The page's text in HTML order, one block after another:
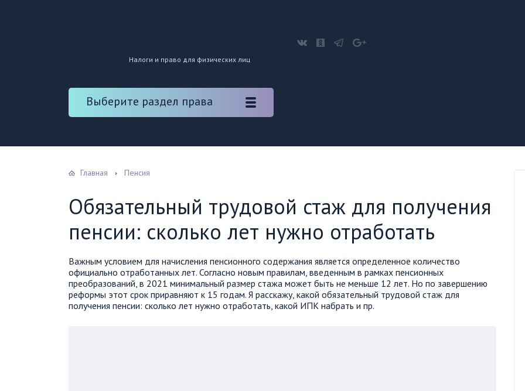
Налоги и право для физических лиц
Выберите раздел права
Главная Пенсия
Обязательный трудовой стаж для получения
пенсии: сколько лет нужно отработать
Важным условием для начисления пенсионного содержания является определенное количество
официально отработанных лет. Согласно новым правилам, введенным в рамках пенсионных
преобразований, в 2021 минимальный размер стажа может быть не меньше 12 лет. Но по завершению
реформы этот срок приравняют к 15 годам. Я расскажу, какой обязательный трудовой стаж для
получения пенсии: сколько лет нужно отработать, какой ИПК набрать и пр.